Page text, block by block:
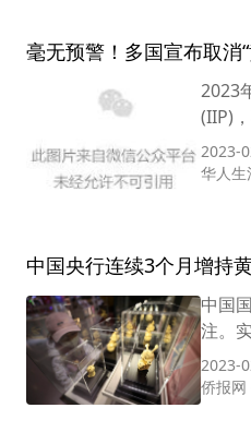
毫无预警！多国宣布取消
2023
(IIP)
2023-
华人生
中国央行连续3个月增持
中国
注。
2023-
侨报网